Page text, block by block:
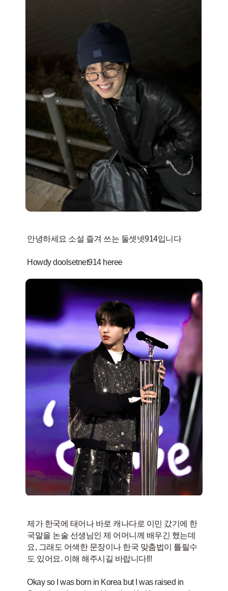
안녕하세요 소설 즐겨 쓰는 둘셋넷914입니다
Howdy doolsetnet914 heree
제가 한국에 태어나 바로 캐나다로 이민 갔기에 한
국말을 논술 선생님인 제 어머니께 배우긴 했는데
요, 그래도 어색한 문장이나 한국 맞춤법이 틀릴수
도 있어요. 이해 해주시길 바랍니다!!!
Okay so I was born in Korea but I was raised in